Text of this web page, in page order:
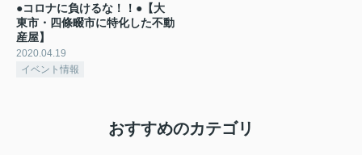
●コロナに負けるな！！●【大
東市・四條畷市に特化した不動
産屋】
2020.04.19
イベント情報
おすすめのカテゴリ